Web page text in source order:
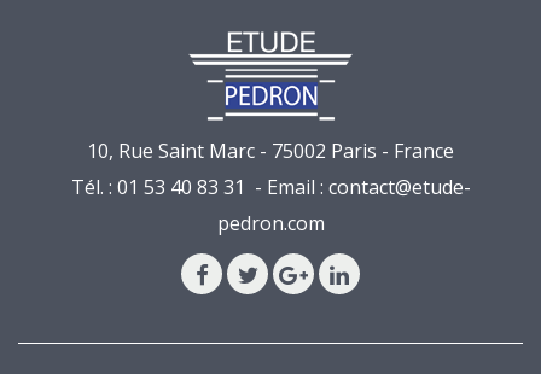
10, Rue Saint Marc - 75002 Paris - France
Tél. : 01 53 40 83 31 - Email : contact@etude-
pedron.com